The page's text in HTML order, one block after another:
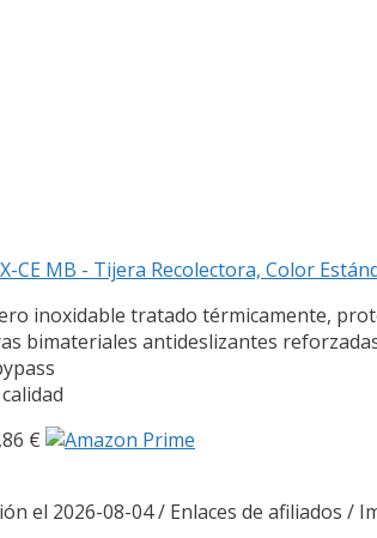
CE MB - Tijera Recolectora, Color
inoxidable tratado térmicamente,
bimateriales antideslizantes
€
el 2026-08-04 / Enlaces de afiliados /